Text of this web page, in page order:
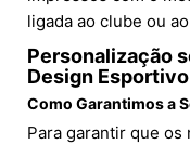
ligada ao clube ou
Personalização
Design Esportivo
Como Garantimos a
Para garantir que